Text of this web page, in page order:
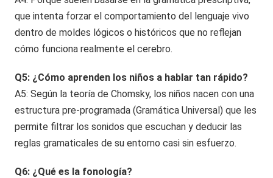
que intenta forzar el comportamiento del lenguaje vivo
dentro de moldes lógicos o históricos que no reflejan
cómo funciona realmente el cerebro.
Q5: ¿Cómo aprenden los niños a hablar tan rápido?
A5: Según la teoría de Chomsky, los niños nacen con una
estructura pre-programada (Gramática Universal) que les
permite filtrar los sonidos que escuchan y deducir las
reglas gramaticales de su entorno casi sin esfuerzo.
Q6: ¿Qué es la fonología?